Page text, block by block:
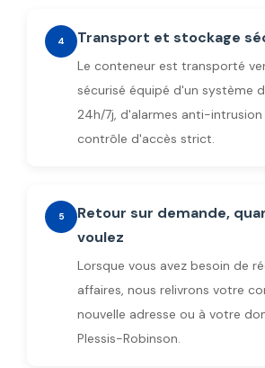
4 Transport et stockage
Le conteneur est transporté
sécurisé équipé d'un système
24h/7j, d'alarmes anti-
contrôle d'accès strict.
5
Retour sur demande,
voulez
Lorsque vous avez besoin de
affaires, nous relivrons votre
nouvelle adresse ou à votre
Plessis-Robinson.